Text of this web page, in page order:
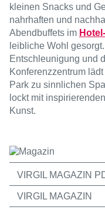
kleinen Snacks und
nahrhaften und
Abendbuffets im
leibliche Wohl
Entschleunigung und
Konferenzzentrum
Park zu sinnlichen
lockt mit
Kunst.
VIRGIL MAGAZIN
VIRGIL MAGAZIN